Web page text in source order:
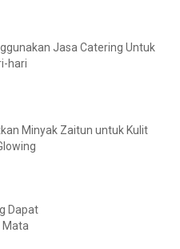
Jasa Catering Untuk
hari
Minyak Zaitun untuk Kulit
Dapat
Mata